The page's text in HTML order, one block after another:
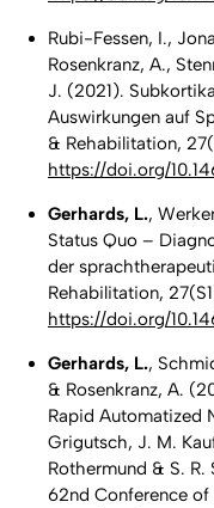
Rubi-Fessen, I.,
Rosenkranz, A.,
J. (2021).
Auswirkungen auf
& Rehabilitation, 27
https://doi.org/
Gerhards, L.,
Status Quo –
der
Rehabilitation, 27
https://doi.org/
Gerhards, L.,
& Rosenkranz, A.
Rapid Automatized
Grigutsch, J. M.
Rothermund & S.
62nd Conference of